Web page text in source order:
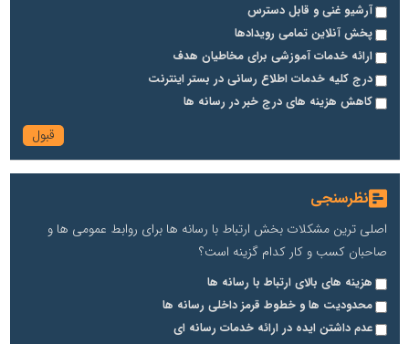
آرشیو غنی و قابل دسترس
پخش آنلاین تمامی رویدادها
ارائه خدمات آموزشی برای مخاطیان هدف
درج کلیه خدمات اطلاع رسانی در بستر اینترنت
کاهش هزینه های درج خبر در رسانه ها
نظرسنجی
اصلی ترین مشکلات بخش ارتباط با رسانه ها برای روابط عمومی ها و
صاحبان کسب و کار کدام گزینه است؟
هزینه های بالای ارتباط با رسانه ها
محدودیت ها و خطوط قرمز داخلی رسانه ها
عدم داشتن ایده در ارائه خدمات رسانه ای